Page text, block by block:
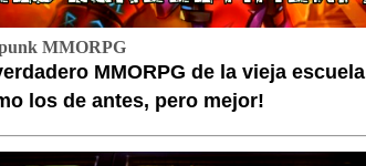
MMORPG
MMORPG de la vieja escuela
los de antes, pero mejor!